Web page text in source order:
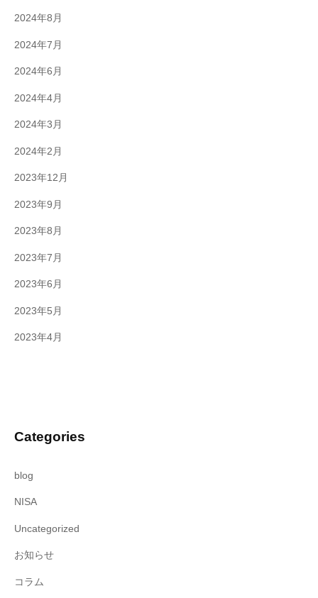
2024年8月
2024年7月
2024年6月
2024年4月
2024年3月
2024年2月
2023年12月
2023年9月
2023年8月
2023年7月
2023年6月
2023年5月
2023年4月
Categories
blog
NISA
Uncategorized
お知らせ
コラム